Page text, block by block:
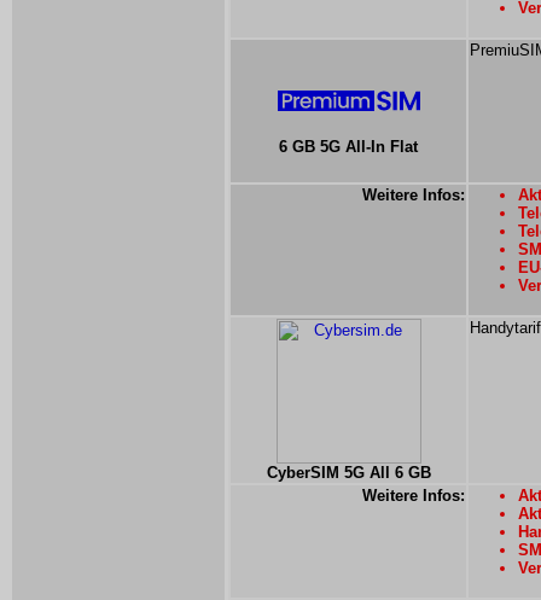
6 GB 5G All-In Flat
Weitere Infos:
CyberSIM 5G All 6 GB
Weitere Infos: